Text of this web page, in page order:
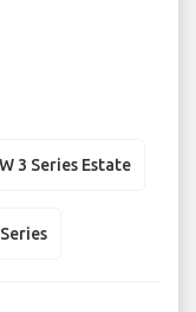
3 Series Estate